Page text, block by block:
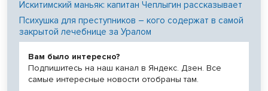
Искитимский маньяк: капитан Чеплыгин рассказывает
Психушка для преступников – кого содержат в самой
закрытой лечебнице за Уралом
Вам было интересно?
Подпишитесь на наш канал в Яндекс. Дзен. Все
самые интересные новости отобраны там.